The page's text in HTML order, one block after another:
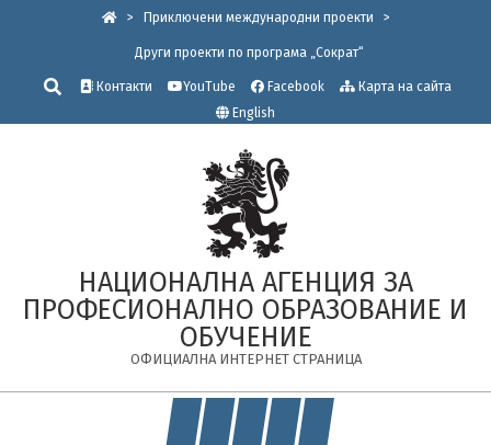
> Приключени международни проекти >
Други проекти по програма „Сократ“
Търсене
Контакти YouTube Facebook
Карта на сайта
English
НАЦИОНАЛНА АГЕНЦИЯ ЗА
ПРОФЕСИОНАЛНО ОБРАЗОВАНИЕ И
ОБУЧЕНИЕ
ОФИЦИАЛНА ИНТЕРНЕТ СТРАНИЦА